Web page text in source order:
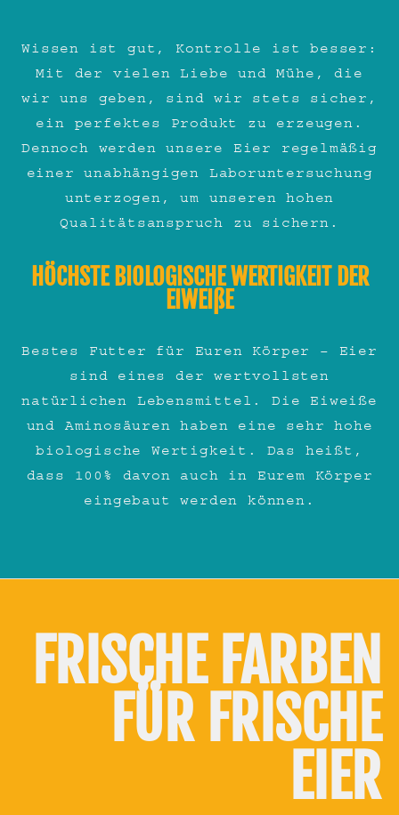
Wissen ist gut, Kontrolle ist besser:
Mit der vielen Liebe und Mühe, die
wir uns geben, sind wir stets sicher,
ein perfektes Produkt zu erzeugen.
Dennoch werden unsere Eier regelmäßig
einer unabhängigen Laboruntersuchung
unterzogen, um unseren hohen
Qualitätsanspruch zu sichern.
HÖCHSTE BIOLOGISCHE WERTIGKEIT DER
EIWEIßE
Bestes Futter für Euren Körper – Eier
sind eines der wertvollsten
natürlichen Lebensmittel. Die Eiweiße
und Aminosäuren haben eine sehr hohe
biologische Wertigkeit. Das heißt,
dass 100% davon auch in Eurem Körper
eingebaut werden können.
FRISCHE FARBEN
FÜR FRISCHE
EIER